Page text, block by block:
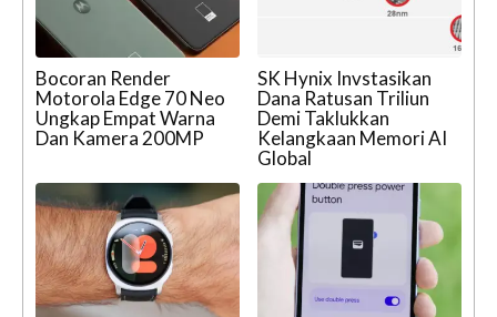
Bocoran Render
Motorola Edge 70 Neo
Ungkap Empat Warna
Dan Kamera 200MP
SK Hynix Invstasikan
Dana Ratusan Triliun
Demi Taklukkan
Kelangkaan Memori AI
Global